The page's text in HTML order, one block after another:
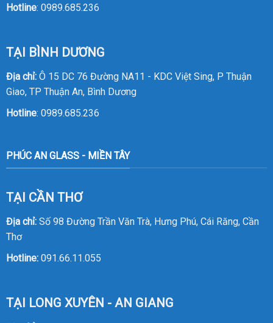
Hotline: 0989.685.236
TẠI BÌNH DƯƠNG
Địa chỉ:Ô 15 DC 76 Đường NA11 - KDC Việt Sing, P Thuận
Giao, TP Thuận An, Bình Dương
Hotline: 0989.685.236
PHÚC AN GLASS - MIỀN TÂY
TẠI CẦN THƠ
Địa chỉ:Số 98 Đường Trần Văn Trà, Hưng Phú, Cái Răng, Cần
Thơ
Hotline: 091.66.11.055
TẠI LONG XUYÊN - AN GIANG